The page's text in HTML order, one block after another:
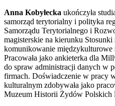
Anna Kobyłecka ukończyła
samorząd terytorialny i polityka
Samorządu Terytorialnego i
magisterskie na kierunku
komunikowanie międzykulturowe
Pracowała jako ankieterka dla
do spraw administracji danych w
firmach. Doświadczenie w pracy
kulturalnym zdobywała jako
Muzeum Historii Żydów Polskich